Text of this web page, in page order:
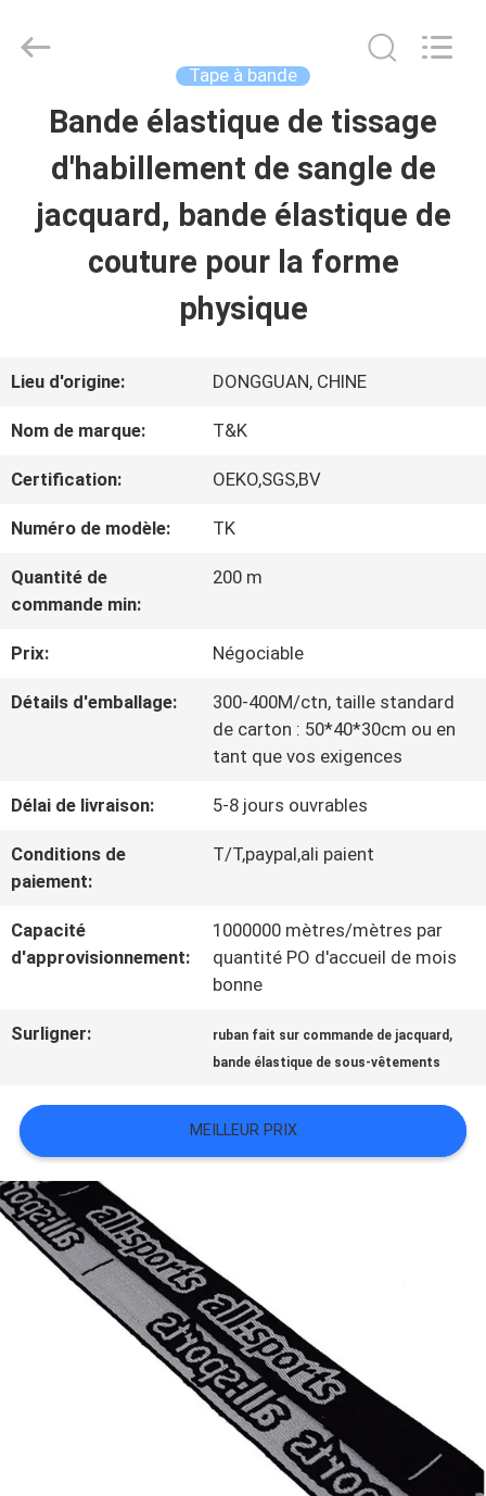
APERÇU
PRODUITS
DE
NOUS
VISITE
D'USINE
DE
LA
CONTACT
NOUVELLES
LES
VR
SHOW
PLAN
T&K
Tape à bande
Bande élastique de tissage
d'habillement de sangle de
jacquard, bande élastique de
couture pour la forme
physique
Lieu d'origine: DONGGUAN, CHINE
Nom de marque: T&K
Certification: OEKO,SGS,BV
Numéro de modèle: TK
Quantité de
commande min:
200 m
Prix: Négociable
Détails d'emballage:
300-400M/ctn, taille standard
de carton : 50*40*30cm ou en
tant que vos exigences
Délai de livraison: 5-8 jours ouvrables
Conditions de
paiement:
T/T,paypal,ali paient
Capacité
d'approvisionnement:
1000000 mètres/mètres par
quantité PO d'accueil de mois
bonne
Surligner: ruban fait sur commande de jacquard ,
bande élastique de sous-vêtements
MEILLEUR PRIX